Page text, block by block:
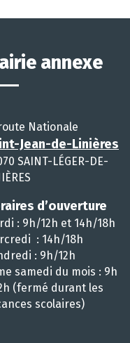
annexe
Nationale
Jean-de-Linières
SAINT-LÉGER-DE-
d’ouverture
: 9h/12h et 14h/18h
: 14h/18h
: 9h/12h
samedi du mois : 9h
(fermé durant les
scolaires)